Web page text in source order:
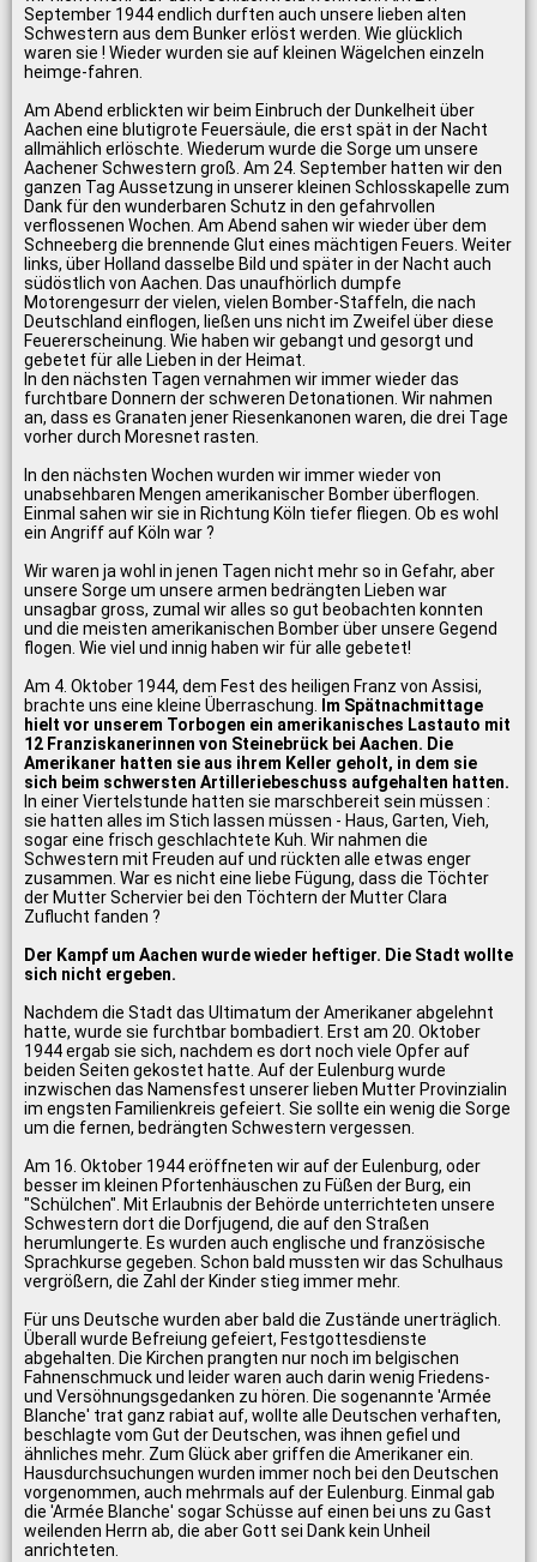
September 1944 endlich durften auch unsere lieben alten
Schwestern aus dem Bunker erlöst werden. Wie glücklich
waren sie ! Wieder wurden sie auf kleinen Wägelchen einzeln
heimge-fahren.
Am Abend erblickten wir beim Einbruch der Dunkelheit über
Aachen eine blutigrote Feuersäule, die erst spät in der Nacht
allmählich erlöschte. Wiederum wurde die Sorge um unsere
Aachener Schwestern groß. Am 24. September hatten wir den
ganzen Tag Aussetzung in unserer kleinen Schlosskapelle zum
Dank für den wunderbaren Schutz in den gefahrvollen
verflossenen Wochen. Am Abend sahen wir wieder über dem
Schneeberg die brennende Glut eines mächtigen Feuers. Weiter
links, über Holland dasselbe Bild und später in der Nacht auch
südöstlich von Aachen. Das unaufhörlich dumpfe
Motorengesurr der vielen, vielen Bomber-Staffeln, die nach
Deutschland einflogen, ließen uns nicht im Zweifel über diese
Feuererscheinung. Wie haben wir gebangt und gesorgt und
gebetet für alle Lieben in der Heimat.
In den nächsten Tagen vernahmen wir immer wieder das
furchtbare Donnern der schweren Detonationen. Wir nahmen
an, dass es Granaten jener Riesenkanonen waren, die drei Tage
vorher durch Moresnet rasten.
In den nächsten Wochen wurden wir immer wieder von
unabsehbaren Mengen amerikanischer Bomber überflogen.
Einmal sahen wir sie in Richtung Köln tiefer fliegen. Ob es wohl
ein Angriff auf Köln war ?
Wir waren ja wohl in jenen Tagen nicht mehr so in Gefahr, aber
unsere Sorge um unsere armen bedrängten Lieben war
unsagbar gross, zumal wir alles so gut beobachten konnten
und die meisten amerikanischen Bomber über unsere Gegend
flogen. Wie viel und innig haben wir für alle gebetet!
Am 4. Oktober 1944, dem Fest des heiligen Franz von Assisi,
brachte uns eine kleine Überraschung. Im Spätnachmittage
hielt vor unserem Torbogen ein amerikanisches Lastauto mit
12 Franziskanerinnen von Steinebrück bei Aachen. Die
Amerikaner hatten sie aus ihrem Keller geholt, in dem sie
sich beim schwersten Artilleriebeschuss aufgehalten hatten.
In einer Viertelstunde hatten sie marschbereit sein müssen :
sie hatten alles im Stich lassen müssen - Haus, Garten, Vieh,
sogar eine frisch geschlachtete Kuh. Wir nahmen die
Schwestern mit Freuden auf und rückten alle etwas enger
zusammen. War es nicht eine liebe Fügung, dass die Töchter
der Mutter Schervier bei den Töchtern der Mutter Clara
Zuflucht fanden ?
Der Kampf um Aachen wurde wieder heftiger. Die Stadt wollte
sich nicht ergeben.
Nachdem die Stadt das Ultimatum der Amerikaner abgelehnt
hatte, wurde sie furchtbar bombadiert. Erst am 20. Oktober
1944 ergab sie sich, nachdem es dort noch viele Opfer auf
beiden Seiten gekostet hatte. Auf der Eulenburg wurde
inzwischen das Namensfest unserer lieben Mutter Provinzialin
im engsten Familienkreis gefeiert. Sie sollte ein wenig die Sorge
um die fernen, bedrängten Schwestern vergessen.
Am 16. Oktober 1944 eröffneten wir auf der Eulenburg, oder
besser im kleinen Pfortenhäuschen zu Füßen der Burg, ein
"Schülchen". Mit Erlaubnis der Behörde unterrichteten unsere
Schwestern dort die Dorfjugend, die auf den Straßen
herumlungerte. Es wurden auch englische und französische
Sprachkurse gegeben. Schon bald mussten wir das Schulhaus
vergrößern, die Zahl der Kinder stieg immer mehr.
Für uns Deutsche wurden aber bald die Zustände unerträglich.
Überall wurde Befreiung gefeiert, Festgottesdienste
abgehalten. Die Kirchen prangten nur noch im belgischen
Fahnenschmuck und leider waren auch darin wenig Friedens-
und Versöhnungsgedanken zu hören. Die sogenannte 'Armée
Blanche' trat ganz rabiat auf, wollte alle Deutschen verhaften,
beschlagte vom Gut der Deutschen, was ihnen gefiel und
ähnliches mehr. Zum Glück aber griffen die Amerikaner ein.
Hausdurchsuchungen wurden immer noch bei den Deutschen
vorgenommen, auch mehrmals auf der Eulenburg. Einmal gab
die 'Armée Blanche' sogar Schüsse auf einen bei uns zu Gast
weilenden Herrn ab, die aber Gott sei Dank kein Unheil
anrichteten.